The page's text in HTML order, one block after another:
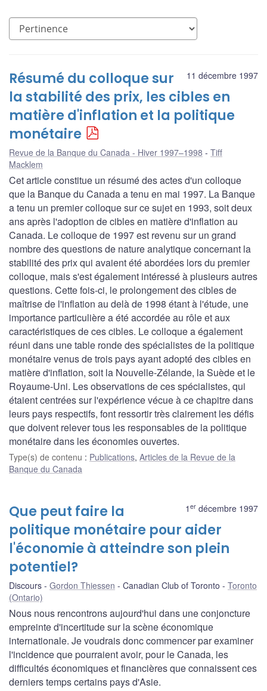
11 décembre 1997
Résumé du colloque sur
la stabilité des prix, les cibles en
matière d'inflation et la politique
monétaire
Revue de la Banque du Canada - Hiver 1997–1998
Tiff
Macklem
Cet article constitue un résumé des actes d'un colloque
que la Banque du Canada a tenu en mai 1997. La Banque
a tenu un premier colloque sur ce sujet en 1993, soit deux
ans après l'adoption de cibles en matière d'inflation au
Canada. Le colloque de 1997 est revenu sur un grand
nombre des questions de nature analytique concernant la
stabilité des prix qui avaient été abordées lors du premier
colloque, mais s'est également intéressé à plusieurs autres
questions. Cette fois-ci, le prolongement des cibles de
maîtrise de l'inflation au delà de 1998 étant à l'étude, une
importance particulière a été accordée au rôle et aux
caractéristiques de ces cibles. Le colloque a également
réuni dans une table ronde des spécialistes de la politique
monétaire venus de trois pays ayant adopté des cibles en
matière d'inflation, soit la Nouvelle-Zélande, la Suède et le
Royaume-Uni. Les observations de ces spécialistes, qui
étaient centrées sur l'expérience vécue à ce chapitre dans
leurs pays respectifs, font ressortir très clairement les défis
que doivent relever tous les responsables de la politique
monétaire dans les économies ouvertes.
Type(s) de contenu : Publications, Articles de la Revue de la
Banque du Canada
1 er décembre 1997
Que peut faire la
politique monétaire pour aider
l'économie à atteindre son plein
potentiel?
Discours Gordon Thiessen Canadian Club of Toronto
Toronto
(Ontario)
Nous nous rencontrons aujourd'hui dans une conjoncture
empreinte d'incertitude sur la scène économique
internationale. Je voudrais donc commencer par examiner
l'incidence que pourraient avoir, pour le Canada, les
difficultés économiques et financières que connaissent ces
derniers temps certains pays d'Asie.